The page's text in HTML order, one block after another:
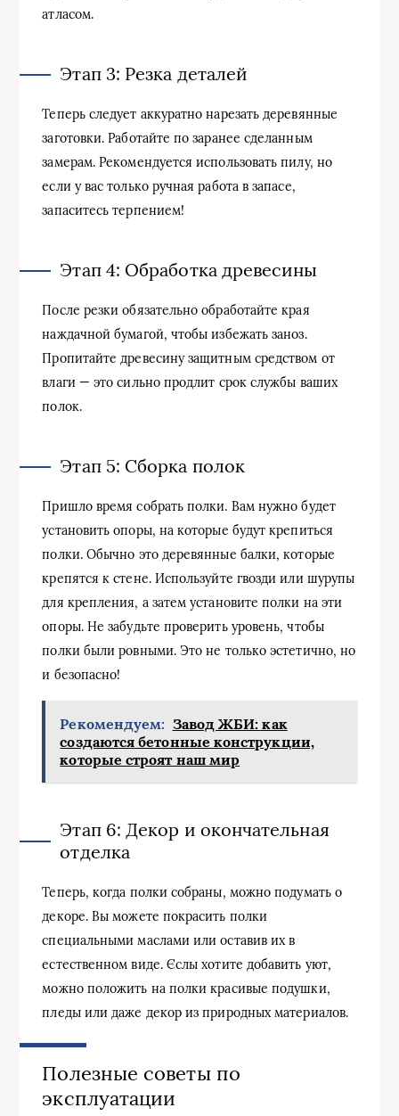
атласом.
Этап 3: Резка деталей
Теперь следует аккуратно нарезать деревянные
заготовки. Работайте по заранее сделанным
замерам. Рекомендуется использовать пилу, но
если у вас только ручная работа в запасе,
запаситесь терпением!
Этап 4: Обработка древесины
После резки обязательно обработайте края
наждачной бумагой, чтобы избежать заноз.
Пропитайте древесину защитным средством от
влаги — это сильно продлит срок службы ваших
полок.
Этап 5: Сборка полок
Пришло время собрать полки. Вам нужно будет
установить опоры, на которые будут крепиться
полки. Обычно это деревянные балки, которые
крепятся к стене. Используйте гвозди или шурупы
для крепления, а затем установите полки на эти
опоры. Не забудьте проверить уровень, чтобы
полки были ровными. Это не только эстетично, но
и безопасно!
Рекомендуем: Завод ЖБИ: как
создаются бетонные конструкции,
которые строят наш мир
Этап 6: Декор и окончательная
отделка
Теперь, когда полки собраны, можно подумать о
декоре. Вы можете покрасить полки
специальными маслами или оставив их в
естественном виде. Єслы хотите добавить уют,
можно положить на полки красивые подушки,
пледы или даже декор из природных материалов.
Полезные советы по
эксплуатации